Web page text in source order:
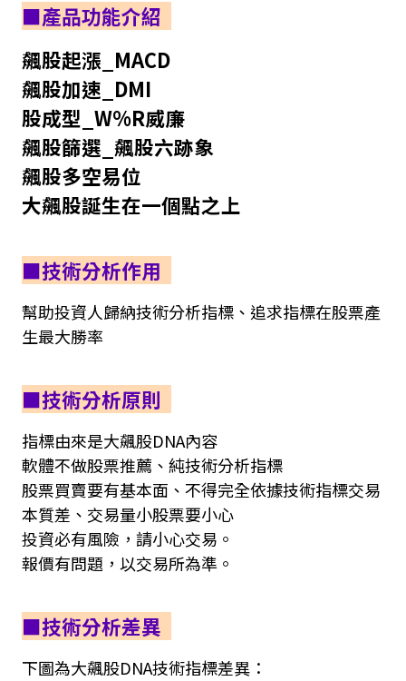
■產品功能介紹
飆股起漲_MACD
飆股加速_DMI
股成型_W%R威廉
飆股篩選_飆股六跡象
飆股多空易位
大飆股誕生在一個點之上
■技術分析作用
幫助投資人歸納技術分析指標、追求指標在股票產
生最大勝率
■技術分析原則
指標由來是大飆股DNA內容
軟體不做股票推薦、純技術分析指標
股票買賣要有基本面、不得完全依據技術指標交易
本質差、交易量小股票要小心
投資必有風險，請小心交易。
報價有問題，以交易所為準。
■技術分析差異
下圖為大飆股DNA技術指標差異：